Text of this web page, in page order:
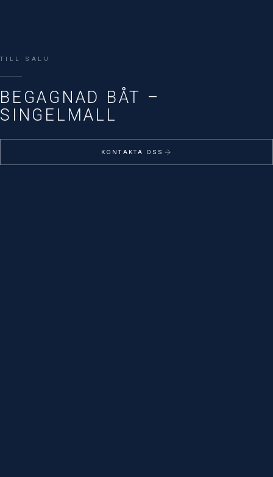
TILL SALU
BEGAGNAD BÅT –
SINGELMALL
KONTAKTA OSS